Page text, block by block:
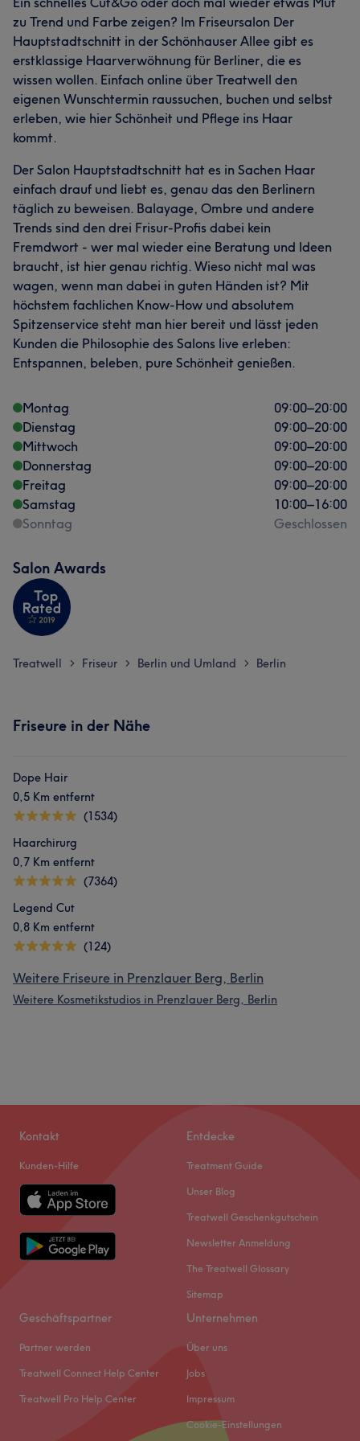
zu Trend und Farbe zeigen? Im Friseursalon Der
Hauptstadtschnitt in der Schönhauser Allee gibt es
erstklassige Haarverwöhnung für Berliner, die es
wissen wollen. Einfach online über Treatwell den
eigenen Wunschtermin raussuchen, buchen und selbst
erleben, wie hier Schönheit und Pflege ins Haar
kommt.
Der Salon Hauptstadtschnitt hat es in Sachen Haar
einfach drauf und liebt es, genau das den Berlinern
täglich zu beweisen. Balayage, Ombre und andere
Trends sind den drei Frisur-Profis dabei kein
Fremdwort - wer mal wieder eine Beratung und Ideen
braucht, ist hier genau richtig. Wieso nicht mal was
wagen, wenn man dabei in guten Händen ist? Mit
höchstem fachlichen Know-How und absolutem
Spitzenservice steht man hier bereit und lässt jeden
Kunden die Philosophie des Salons live erleben:
Entspannen, beleben, pure Schönheit genießen.
Montag 09:00–20:00
Dienstag
09:00–20:00
Mittwoch
09:00–20:00
Donnerstag
09:00–20:00
Freitag
09:00–20:00
Samstag
10:00–16:00
Sonntag
Geschlossen
Salon Awards
Treatwell > Friseur > Berlin und Umland > Berlin
Friseure in der Nähe
Dope Hair
0,5 Km entfernt
(1534)
Haarchirurg
0,7 Km entfernt
(7364)
Legend Cut
0,8 Km entfernt
(124)
Weitere Friseure in Prenzlauer Berg, Berlin
Weitere Kosmetikstudios in Prenzlauer Berg, Berlin
Kontakt
Kunden-Hilfe
Entdecke
Treatment Guide
Unser Blog
Treatwell Geschenkgutschein
Newsletter Anmeldung
The Treatwell Glossary
Sitemap
Geschäftspartner
Partner werden
Treatwell Connect Help Center
Treatwell Pro Help Center
Unternehmen
Über uns
Jobs
Impressum
Cookie-Einstellungen